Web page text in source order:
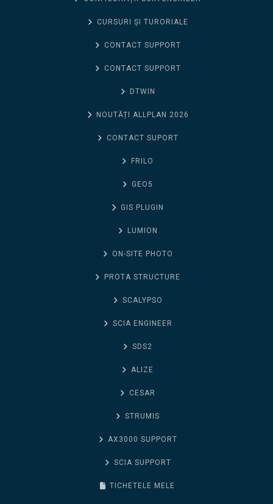
CURSURI ȘI TURORIALE
CONTACT SUPPORT
CONTACT SUPPORT
DTWIN
NOUTĂȚI ALLPLAN 2026
CONTACT SUPORT
FRILO
GEO5
GIS PLUGIN
LUMION
ON-SITE PHOTO
PROTA STRUCTURE
SCALYPSO
SCIA ENGINEER
SDS2
ALIZE
CESAR
STRUMIS
AX3000 SUPPORT
SCIA SUPPORT
TICHETELE MELE